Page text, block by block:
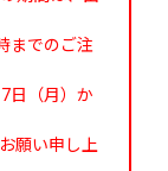
までのご注
日（月）か
願い申し上